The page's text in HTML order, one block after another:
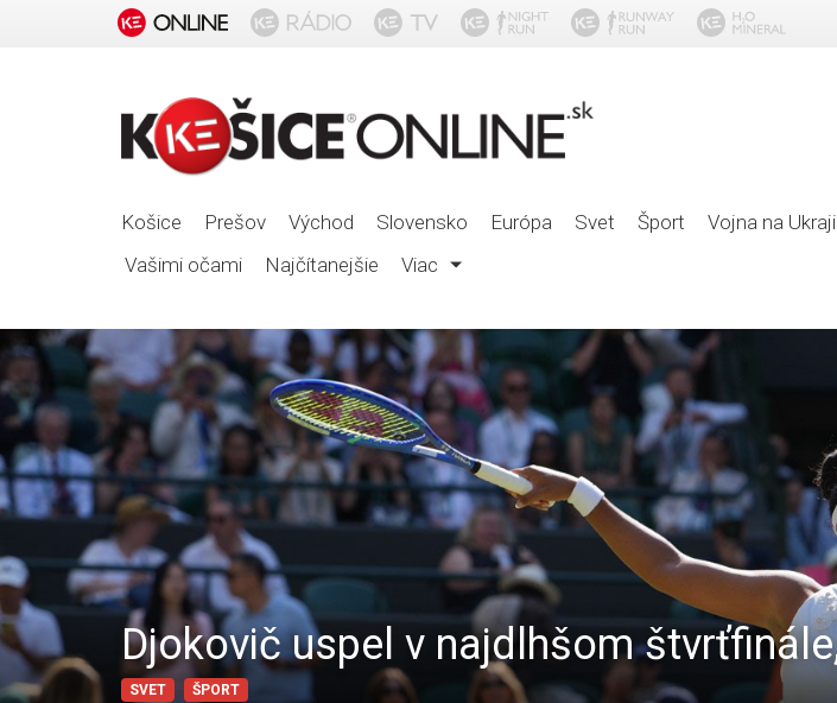
Košice Prešov Východ Slovensko Európa Svet Šport Vojna na
Vašimi očami
Najčítanejšie Viac
Djokovič uspel v najdlhšom
SVET ŠPORT